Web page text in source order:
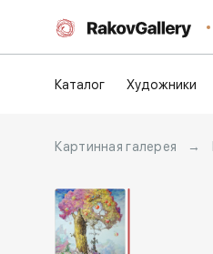
Каталог Художники
Картинная галерея →